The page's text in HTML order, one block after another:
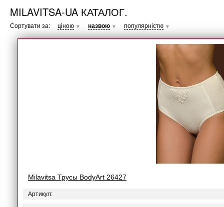
MILAVITSA-UA КАТАЛОГ.
Сортувати за: ціною ▼ назвою ▼ популярністю ▼
Milavitsa Трусы BodyArt 26427
Артикул: